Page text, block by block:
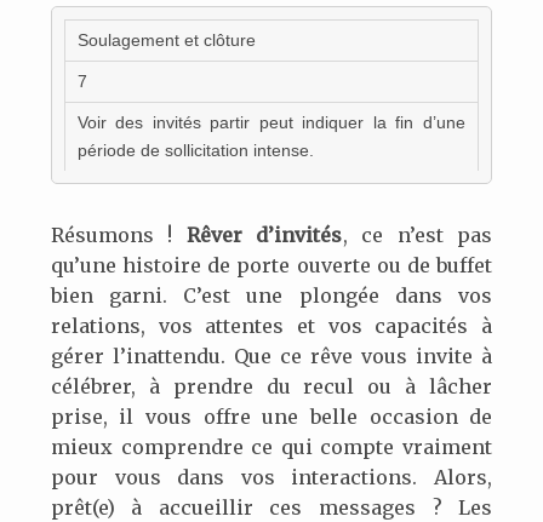
Soulagement et clôture
7
Voir des invités partir peut indiquer la fin d’une
période de sollicitation intense.
Résumons ! Rêver d’invités, ce n’est pas
qu’une histoire de porte ouverte ou de buffet
bien garni. C’est une plongée dans vos
relations, vos attentes et vos capacités à
gérer l’inattendu. Que ce rêve vous invite à
célébrer, à prendre du recul ou à lâcher
prise, il vous offre une belle occasion de
mieux comprendre ce qui compte vraiment
pour vous dans vos interactions. Alors,
prêt(e) à accueillir ces messages ? Les